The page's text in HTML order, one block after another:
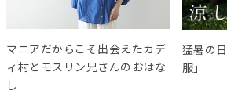
マニアだからこそ出会えたカデ
ィ村とモスリン兄さんのおはな
し
猛暑の
服」